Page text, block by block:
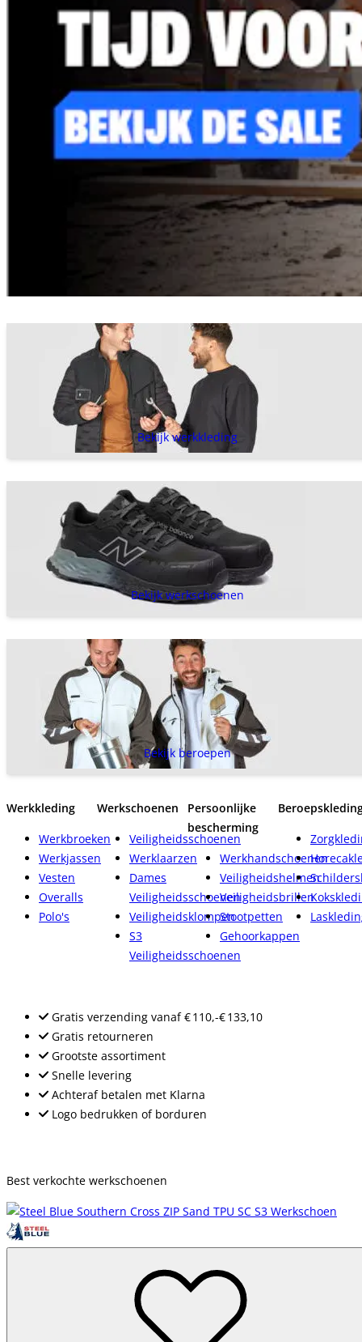
Bekijk werkkleding
Bekijk werkschoenen
Bekijk beroepen
Werkkleding
Werkbroeken
Werkjassen
Vesten
Overalls
Polo's
Werkschoenen
Veiligheidsschoenen
Werklaarzen
Dames
Veiligheidsschoenen
Veiligheidsklompen
S3
Veiligheidsschoenen
Persoonlijke
bescherming
Werkhandschoenen
Veiligheidshelmen
Veiligheidsbrillen
Stootpetten
Gehoorkappen
Gratis verzending vanaf€ 110,-€ 133,10
Gratis retourneren
Grootste assortiment
Snelle levering
Achteraf betalen met Klarna
Logo bedrukken of borduren
Best verkochte werkschoenen